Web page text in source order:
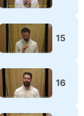
15
16